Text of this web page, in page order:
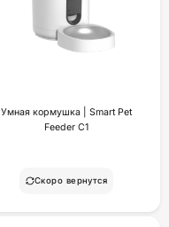
Умная кормушка | Smart Pet
Feeder C1
Скоро вернутся